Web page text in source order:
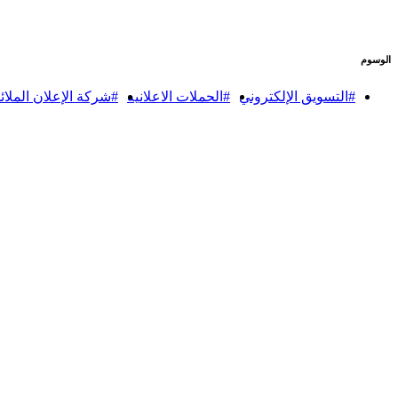
الوسوم
#التسويق الإلكتروني #الحملات الاعلانيه #شركة الإعلان